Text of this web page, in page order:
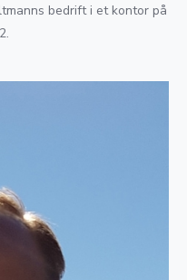
bedrift i et kontor på